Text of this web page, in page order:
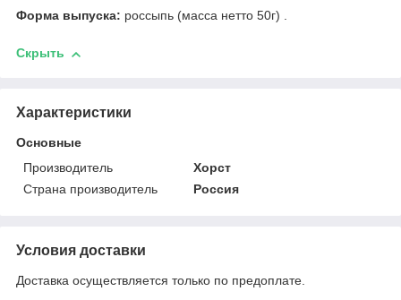
Форма выпуска: россыпь (масса нетто 50г) .
Скрыть
Характеристики
Основные
Производитель
Хорст
Страна производитель
Россия
Условия доставки
Доставка осуществляется только по предоплате.